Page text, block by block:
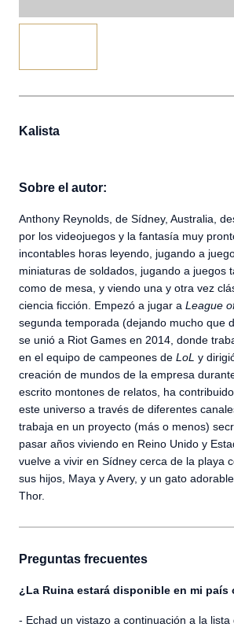
Kalista
Sobre el autor:
Anthony Reynolds, de Sídney, Australia,
por los videojuegos y la fantasía muy
incontables horas leyendo, jugando a
miniaturas de soldados, jugando a juegos
como de mesa, y viendo una y otra vez
ciencia ficción. Empezó a jugar a League
segunda temporada (dejando mucho que
se unió a Riot Games en 2014, donde
en el equipo de campeones de LoL y
creación de mundos de la empresa
escrito montones de relatos, ha
este universo a través de diferentes
trabaja en un proyecto (más o menos)
pasar años viviendo en Reino Unido y
vuelve a vivir en Sídney cerca de la playa
sus hijos, Maya y Avery, y un gato
Thor.
Preguntas frecuentes
¿La Ruina estará disponible en mi país
- Echad un vistazo a continuación a la